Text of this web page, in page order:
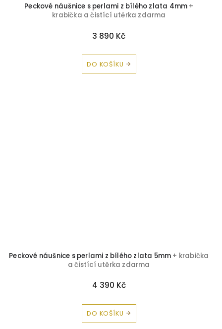
Peckové náušnice s perlami z bílého zlata 4mm +
krabička a čistící utěrka zdarma
3 890 Kč
DO KOŠÍKU
Peckové náušnice s perlami z bílého zlata 5mm + krabička
a čistící utěrka zdarma
4 390 Kč
DO KOŠÍKU